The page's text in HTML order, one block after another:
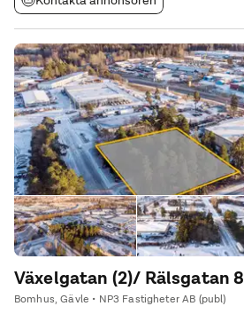
Växelgatan (2)/ Rälsgatan 8
Bomhus, Gävle • NP3 Fastigheter AB (publ)